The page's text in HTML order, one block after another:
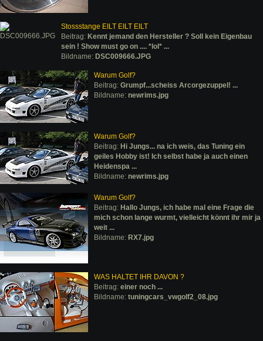
Stossstange EILT EILT EILT
Beitrag: Kennt jemand den Hersteller ? Soll kein Eigenbau
sein ! Show must go on .... *lol* ...
Bildname: DSC009666.JPG
Warum Golf?
Beitrag: Grumpf...scheiss Arcorgezuppel! ...
Bildname: newrims.jpg
Warum Golf?
Beitrag: Hi Jungs... na ich weis, das Tuning ein
geiles Hobby ist! Ich selbst habe ja auch einen
Heidenspa ...
Bildname: newrims.jpg
Warum Golf?
Beitrag: Hallo Jungs, ich habe mal eine Frage die
mich schon lange wurmt, vielleicht könnt ihr mir ja
weit ...
Bildname: RX7.jpg
WAS HALTET IHR DAVON ?
Beitrag: einer noch ...
Bildname: tuningcars_vwgolf2_08.jpg